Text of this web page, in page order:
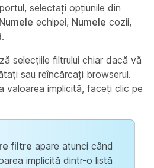
selectați opțiunile din
Numele echipei, Numele cozii,
.
selecțiile filtrului chiar dacă vă
sau reîncărcați browserul.
valoarea implicită, faceți clic pe
filtre apare atunci când
implicită dintr-o listă